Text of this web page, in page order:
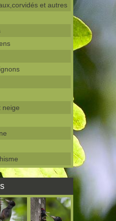
et autres
neige